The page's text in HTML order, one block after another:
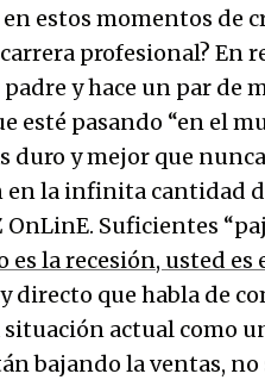
estos momentos de
profesional? En
y hace un par de
esté pasando “en el
duro y mejor que
la infinita cantidad
OnLinE. Suficientes
es la recesión, usted es
directo que habla de
actual como
bajando la ventas,